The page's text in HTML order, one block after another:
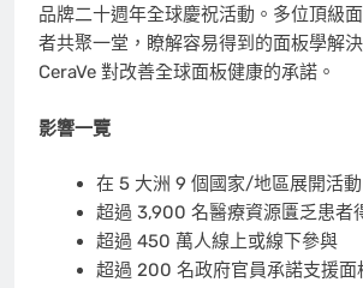
品牌二十週年全球慶祝活動。多位頂級
者共聚一堂，瞭解容易得到的面板學解
CeraVe 對改善全球面板健康的承諾。
影響一覽
在 5 大洲 9 個國家/地區展開活動
超過 3,900 名醫療資源匱乏患者
超過 450 萬人線上或線下參與
超過 200 名政府官員承諾支援面